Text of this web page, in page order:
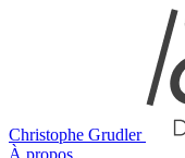
Christophe Grudler
À propos